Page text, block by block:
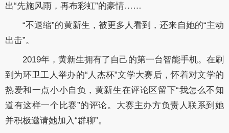
出“先施风雨，再布彩虹”的豪情……
“不退缩”的黄新生，被更多人看到，还来自她的“主动
出击”。
2019年，黄新生拥有了自己的第一台智能手机。在刷
到为环卫工人举办的“人杰杯”文学大赛后，怀着对文学的
热爱和一点小小自负，黄新生在评论区留下“我怎么不知
道有这样一个比赛”的评论。大赛主办方负责人联系到她
并积极邀请她加入“群聊”。